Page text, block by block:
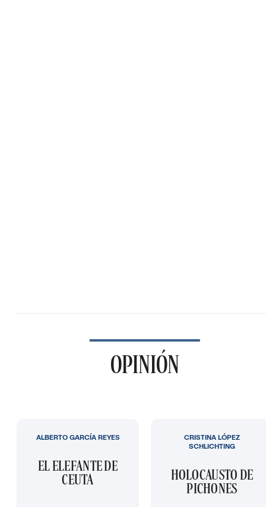
OPINIÓN
EL ELEFANTE DE
CEUTA
ALBERTO GARCÍA REYES
HOLOCAUSTO DE
PICHONES
CRISTINA LÓPEZ
SCHLICHTING